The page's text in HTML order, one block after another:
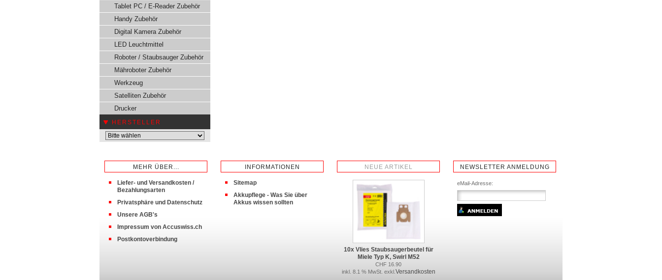
Tablet PC / E-Reader Zubehör
Handy Zubehör
Digital Kamera Zubehör
LED Leuchtmittel
Roboter / Staubsauger Zubehör
Mähroboter Zubehör
Werkzeug
Satelliten Zubehör
Drucker
HERSTELLER
MEHR ÜBER...
Liefer- und Versandkosten /
Bezahlungsarten
Privatsphäre und Datenschutz
Unsere AGB's
Impressum von Accuswiss.ch
Postkontoverbindung
INFORMATIONEN
Sitemap
Akkupflege - Was Sie über
Akkus wissen sollten
NEUE ARTIKEL
10x Vlies Staubsaugerbeutel für
Miele Typ K, Swirl M52
CHF 16.90
inkl. 8.1 % MwSt. exkl. Versandkosten
NEWSLETTER ANMELDUNG
eMail-Adresse: